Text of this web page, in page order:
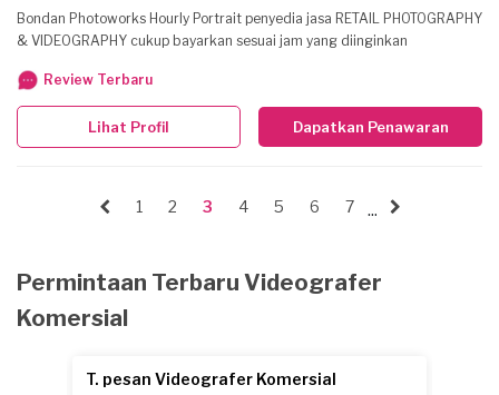
Bondan Photoworks Hourly Portrait penyedia jasa RETAIL PHOTOGRAPHY
& VIDEOGRAPHY cukup bayarkan sesuai jam yang diinginkan
Review Terbaru
Dapatkan Penawaran
Lihat Profil
1 2 3 4 5 6 7 ...
Permintaan Terbaru Videografer
Komersial
T. pesan Videografer Komersial